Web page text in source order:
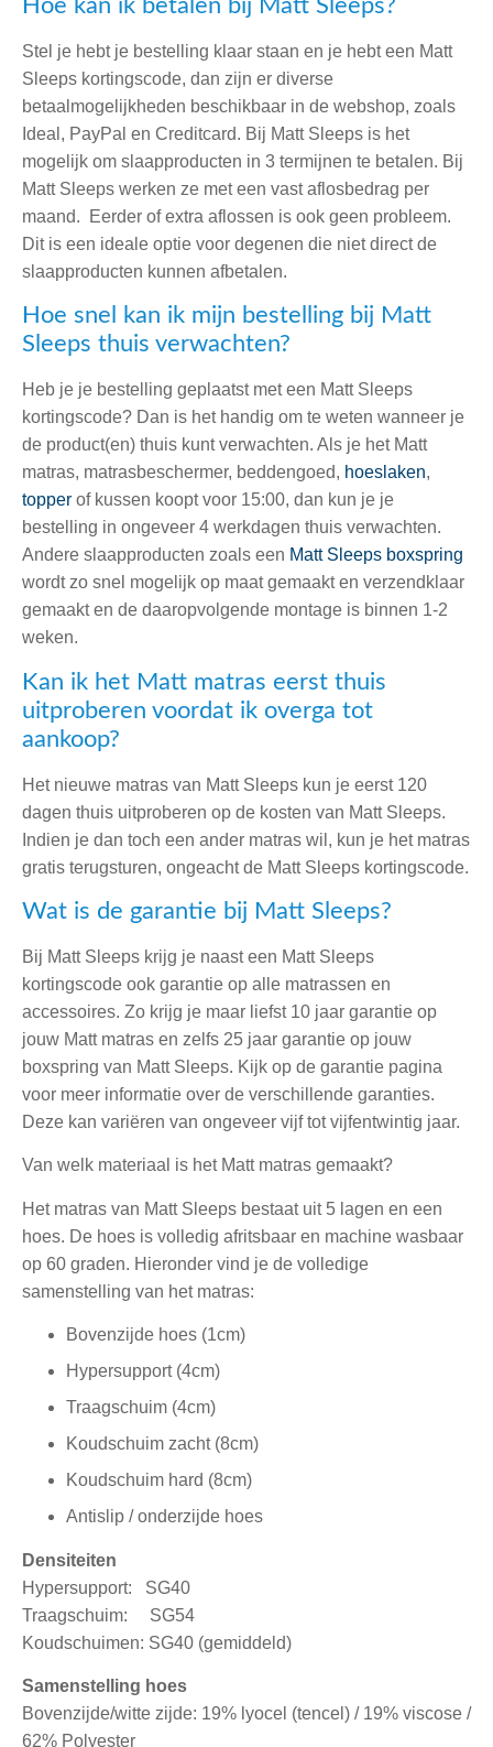
Hoe kan ik betalen bij Matt Sleeps?
Stel je hebt je bestelling klaar staan en je hebt een Matt
Sleeps kortingscode, dan zijn er diverse
betaalmogelijkheden beschikbaar in de webshop, zoals
Ideal, PayPal en Creditcard. Bij Matt Sleeps is het
mogelijk om slaapproducten in 3 termijnen te betalen. Bij
Matt Sleeps werken ze met een vast aflosbedrag per
maand. Eerder of extra aflossen is ook geen probleem.
Dit is een ideale optie voor degenen die niet direct de
slaapproducten kunnen afbetalen.
Hoe snel kan ik mijn bestelling bij Matt
Sleeps thuis verwachten?
Heb je je bestelling geplaatst met een Matt Sleeps
kortingscode? Dan is het handig om te weten wanneer je
de product(en) thuis kunt verwachten. Als je het Matt
matras, matrasbeschermer, beddengoed, hoeslaken,
topper of kussen koopt voor 15:00, dan kun je je
bestelling in ongeveer 4 werkdagen thuis verwachten.
Andere slaapproducten zoals een Matt Sleeps boxspring
wordt zo snel mogelijk op maat gemaakt en verzendklaar
gemaakt en de daaropvolgende montage is binnen 1-2
weken.
Kan ik het Matt matras eerst thuis
uitproberen voordat ik overga tot
aankoop?
Het nieuwe matras van Matt Sleeps kun je eerst 120
dagen thuis uitproberen op de kosten van Matt Sleeps.
Indien je dan toch een ander matras wil, kun je het matras
gratis terugsturen, ongeacht de Matt Sleeps kortingscode.
Wat is de garantie bij Matt Sleeps?
Bij Matt Sleeps krijg je naast een Matt Sleeps
kortingscode ook garantie op alle matrassen en
accessoires. Zo krijg je maar liefst 10 jaar garantie op
jouw Matt matras en zelfs 25 jaar garantie op jouw
boxspring van Matt Sleeps. Kijk op de garantie pagina
voor meer informatie over de verschillende garanties.
Deze kan variëren van ongeveer vijf tot vijfentwintig jaar.
Van welk materiaal is het Matt matras gemaakt?
Het matras van Matt Sleeps bestaat uit 5 lagen en een
hoes. De hoes is volledig afritsbaar en machine wasbaar
op 60 graden. Hieronder vind je de volledige
samenstelling van het matras:
Bovenzijde hoes (1cm)
Hypersupport (4cm)
Traagschuim (4cm)
Koudschuim zacht (8cm)
Koudschuim hard (8cm)
Antislip / onderzijde hoes
Densiteiten
Hypersupport: SG40
Traagschuim: SG54
Koudschuimen: SG40 (gemiddeld)
Samenstelling hoes
Bovenzijde/witte zijde: 19% lyocel (tencel) / 19% viscose /
62% Polyester